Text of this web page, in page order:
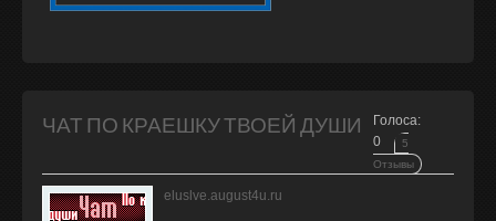
ЧАТ ПО КРАЕШКУ ТВОЕЙ ДУШИ
Голоса:
0
5
Отзывы
eluslve.august4u.ru